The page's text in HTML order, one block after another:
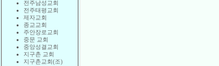
전주남성교회
전주태평교회
제자교회
종교교회
주안장로교회
중문 교회
중앙성결교회
지구촌 교회
지구촌교회(조)